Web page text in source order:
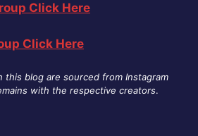
Click Here
Click Here
this blog are sourced from Instagram
with the respective creators.